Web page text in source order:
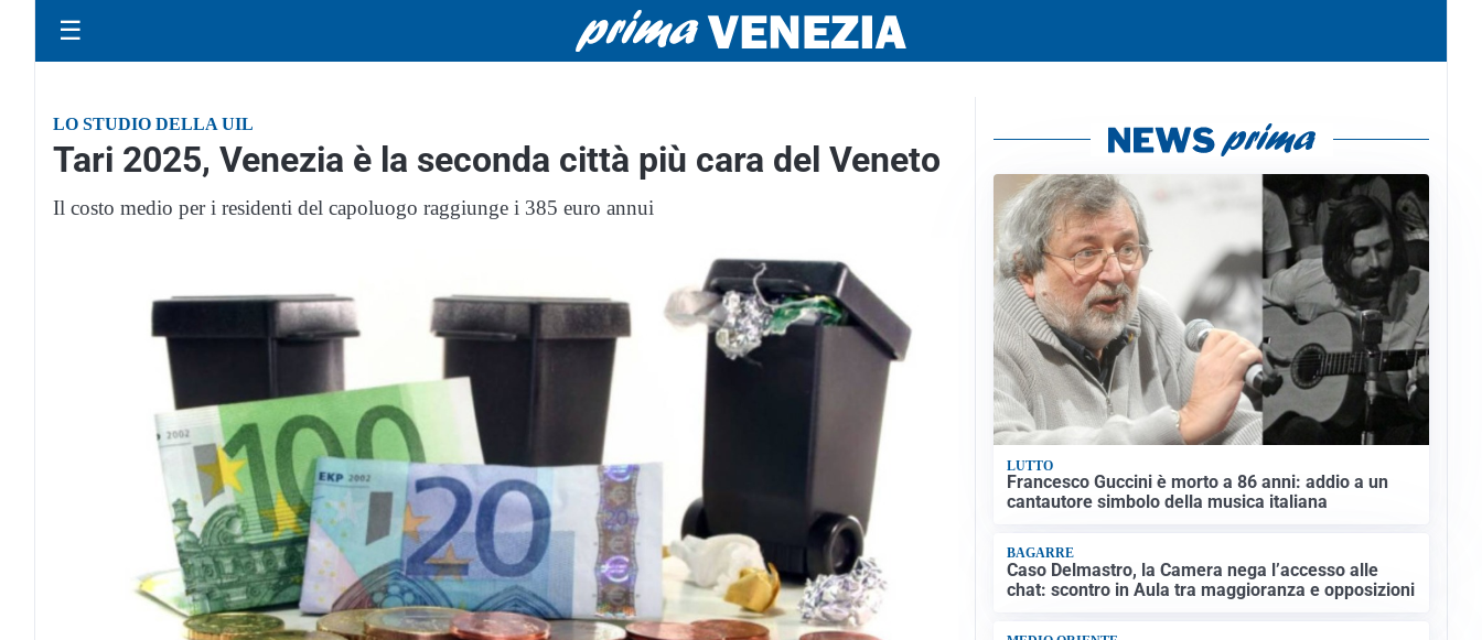
☰
LO STUDIO DELLA UIL
Tari 2025, Venezia è la seconda città più cara del Veneto
Il costo medio per i residenti del capoluogo raggiunge i 385 euro annui
LUTTO
Francesco Guccini è morto a 86 anni: addio a un
cantautore simbolo della musica italiana
BAGARRE
Caso Delmastro, la Camera nega l’accesso alle
chat: scontro in Aula tra maggioranza e opposizioni